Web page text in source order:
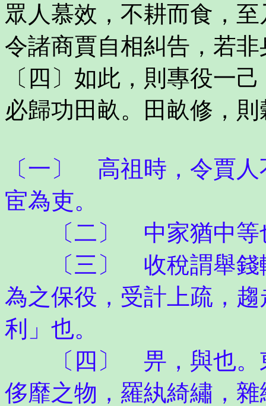
眾人慕效，不耕而食，
令諸商賈自相糾告，若
〔四〕如此，則專役一
必歸功田畝。田畝修，
〔一〕 高祖時，令賈
宦為吏。
〔二〕 中家猶中等
〔三〕 收稅謂舉錢輸
為之保役，受計上疏，
利」也。
〔四〕 畀，與也。東
侈靡之物，羅紈綺繡，